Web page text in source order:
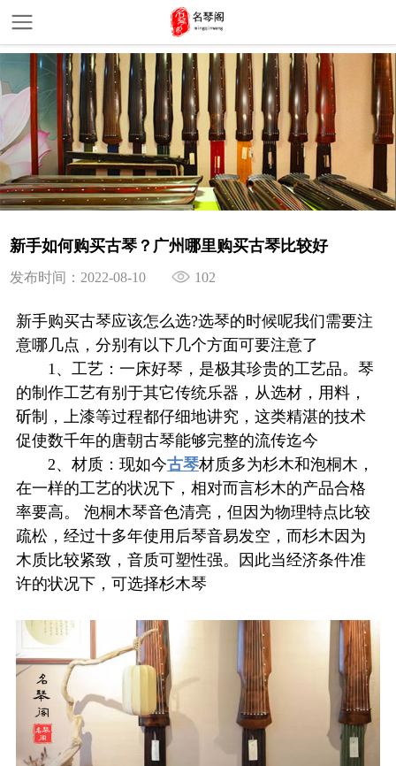
新手如何购买古琴？广州哪里购买古琴比较好
发布时间：2022-08-10 102
新手购买古琴应该怎么选?选琴的时候呢我们需要注
意哪几点，分别有以下几个方面可要注意了
1、工艺：一床好琴，是极其珍贵的工艺品。琴
的制作工艺有别于其它传统乐器，从选材，用料，
斫制，上漆等过程都仔细地讲究，这类精湛的技术
促使数千年的唐朝古琴能够完整的流传迄今
2、材质：现如今古琴材质多为杉木和泡桐木，
在一样的工艺的状况下，相对而言杉木的产品合格
率要高。 泡桐木琴音色清亮，但因为物理特点比较
疏松，经过十多年使用后琴音易发空，而杉木因为
木质比较紧致，音质可塑性强。因此当经济条件准
许的状况下，可选择杉木琴